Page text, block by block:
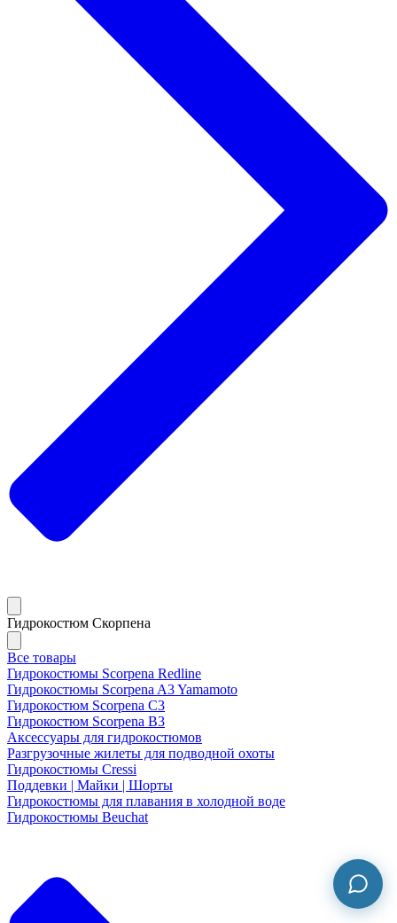
Гидрокостюм Скорпена
Все товары
Гидрокостюмы Scorpena Redline
Гидрокостюмы Scorpena A3 Yamamoto
Гидрокостюм Scorpena C3
Гидрокостюм Scorpena B3
Аксессуары для гидрокостюмов
Разгрузочные жилеты для подводной охоты
Гидрокостюмы Cressi
Поддевки | Майки | Шорты
Гидрокостюмы для плавания в холодной воде
Гидрокостюмы Beuchat